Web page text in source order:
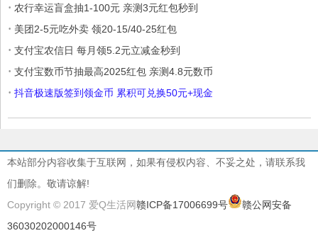
· 农行幸运盲盒抽1-100元 亲测3元红包秒到
· 美团2-5元吃外卖 领20-15/40-25红包
· 支付宝农信日 每月领5.2元立减金秒到
· 支付宝数币节抽最高2025红包 亲测4.8元数币
· 抖音极速版签到领金币 累积可兑换50元+现金
本站部分内容收集于互联网，如果有侵权内容、不妥之处，请联系我
们删除。敬请谅解!
Copyright © 2017 爱Q生活网赣ICP备17006699号
赣公网安备
36030202000146号